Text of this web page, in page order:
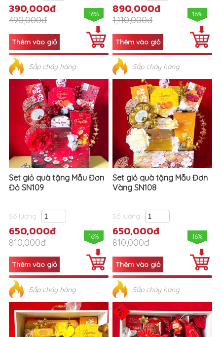
390,000đ
490,000đ
16%
Sắp cháy hàng
890,000đ
1,110,000đ
16%
Sắp cháy hàng
Set giỏ quà tặng Mẫu Đơn
Đỏ SN109
Số lượng
650,000đ
810,000đ
16%
Sắp cháy hàng
Set giỏ quà tặng Mẫu Đơn
Vàng SN108
Số lượng
650,000đ
810,000đ
16%
Sắp cháy hàng